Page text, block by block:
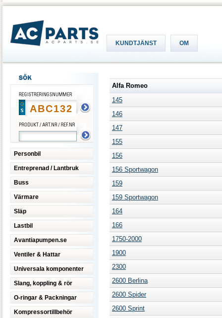
KUNDTJÄNST OM
Personbil
Entreprenad / Lantbruk
Buss
Värmare
Släp
Lastbil
Avantiapumpen.se
Ventiler & Hattar
Universala komponenter
Slang, koppling & rör
O-ringar & Packningar
Kompressortillbehör
Alfa Romeo
145
146
147
155
156
156 Sportwagon
159
159 Sportwagon
164
166
1750-2000
1900
2300
2600 Berlina
2600 Spider
2600 Sprint